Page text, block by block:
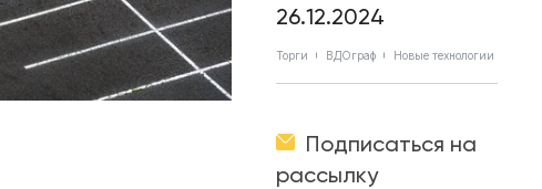
26.12.2024
Торги ВДОграф Новые технологии
Подписаться на
рассылку